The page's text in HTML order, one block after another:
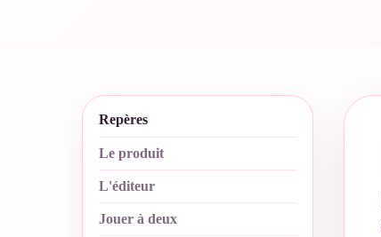
Repères
Le produit
L'éditeur
Jouer à deux